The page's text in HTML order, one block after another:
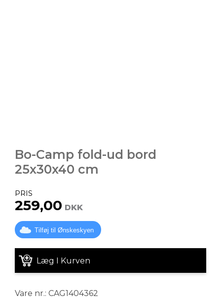
Bo-Camp fold-ud bord
25x30x40 cm
PRIS
259,00 DKK
Tilføj til Ønskeskyen
Læg I Kurven
Vare nr.: CAG1404362